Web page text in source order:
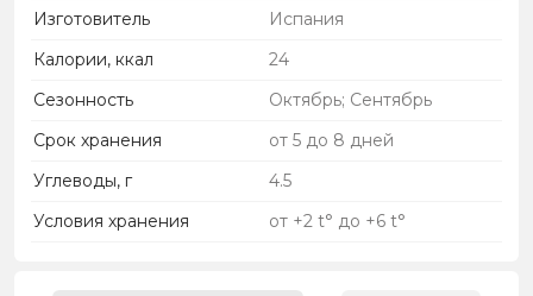
Изготовитель
Испания
Калории, ккал
24
Сезонность
Октябрь; Сентябрь
Срок хранения
от 5 до 8 дней
Углеводы, г
4.5
Условия хранения
от +2 t° до +6 t°